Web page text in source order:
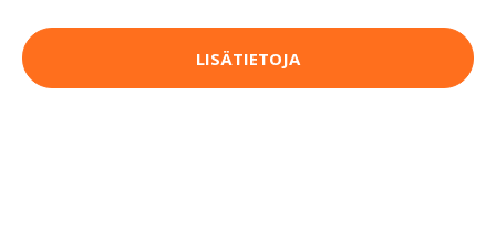
LISÄTIETOJA